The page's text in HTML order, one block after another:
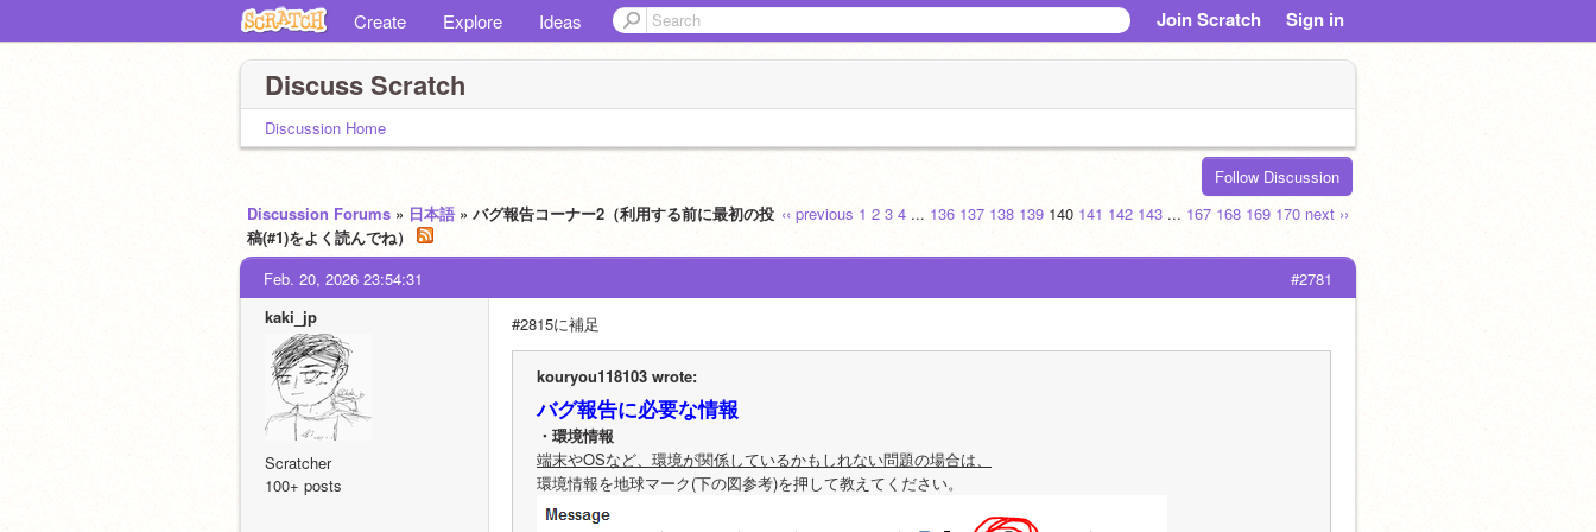
Create Explore Ideas Join Scratch Sign in
Discuss Scratch
Discussion Home
Follow Discussion
‹‹ previous 1 2 3 4 ... 136 137 138 139 140 141 142 143 ... 167 168 169 170 next ››
Discussion Forums » 日本語 » バグ報告コーナー2（利用する前に最初の投
稿(#1)をよく読んでね）
#2781
Feb. 20, 2026 23:54:31
kaki_jp
Scratcher
100+ posts
#2815に補足
kouryou118103 wrote:
バグ報告に必要な情報
・環境情報
端末やOSなど、環境が関係しているかもしれない問題の場合は、
環境情報を地球マーク(下の図参考)を押して教えてください。